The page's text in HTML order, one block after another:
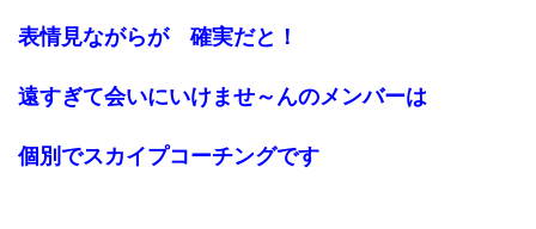
表情見ながらが 確実だと！
遠すぎて会いにいけませ～んのメンバーは
個別でスカイプコーチングです